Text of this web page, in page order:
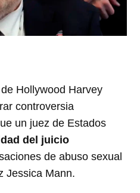
Hollywood Harvey
controversia
un juez de Estados
del juicio
de abuso sexual
Jessica Mann.